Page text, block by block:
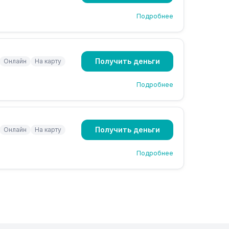
Подробнее
Онлайн На карту Получить деньги
Подробнее
Онлайн На карту Получить деньги
Подробнее